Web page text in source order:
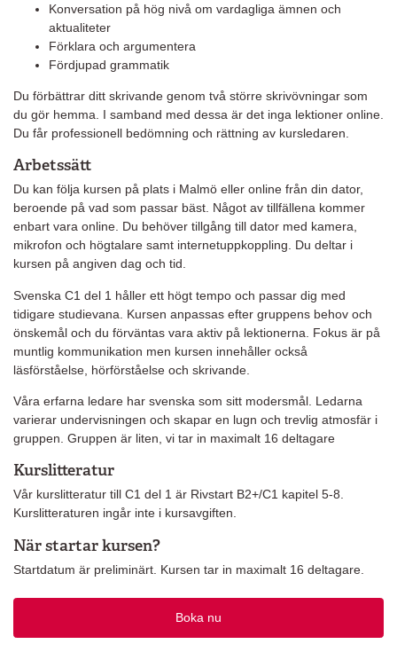
Konversation på hög nivå om vardagliga ämnen och
aktualiteter
Förklara och argumentera
Fördjupad grammatik
Du förbättrar ditt skrivande genom två större skrivövningar som
du gör hemma. I samband med dessa är det inga lektioner online.
Du får professionell bedömning och rättning av kursledaren.
Arbetssätt
Du kan följa kursen på plats i Malmö eller online från din dator,
beroende på vad som passar bäst. Något av tillfällena kommer
enbart vara online. Du behöver tillgång till dator med kamera,
mikrofon och högtalare samt internetuppkoppling. Du deltar i
kursen på angiven dag och tid.
Svenska C1 del 1 håller ett högt tempo och passar dig med
tidigare studievana. Kursen anpassas efter gruppens behov och
önskemål och du förväntas vara aktiv på lektionerna. Fokus är på
muntlig kommunikation men kursen innehåller också
läsförståelse, hörförståelse och skrivande.
Våra erfarna ledare har svenska som sitt modersmål. Ledarna
varierar undervisningen och skapar en lugn och trevlig atmosfär i
gruppen. Gruppen är liten, vi tar in maximalt 16 deltagare
Kurslitteratur
Vår kurslitteratur till C1 del 1 är Rivstart B2+/C1 kapitel 5-8.
Kurslitteraturen ingår inte i kursavgiften.
När startar kursen?
Startdatum är preliminärt. Kursen tar in maximalt 16 deltagare.
Boka nu